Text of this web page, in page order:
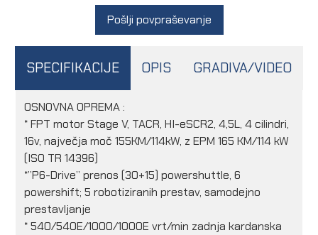
Pošlji povpraševanje
SPECIFIKACIJE OPIS GRADIVA/VIDEO
OSNOVNA OPREMA :
* FPT motor Stage V, TACR, HI-eSCR2, 4,5L, 4 cilindri,
16v, največja moč 155KM/114kW, z EPM 165 KM/114 kW
(ISO TR 14396)
*”P6-Drive” prenos (30+15) powershuttle, 6
powershift; 5 robotiziranih prestav, samodejno
prestavljanje
* 540/540E/1000/1000E vrt/min zadnja kardanska